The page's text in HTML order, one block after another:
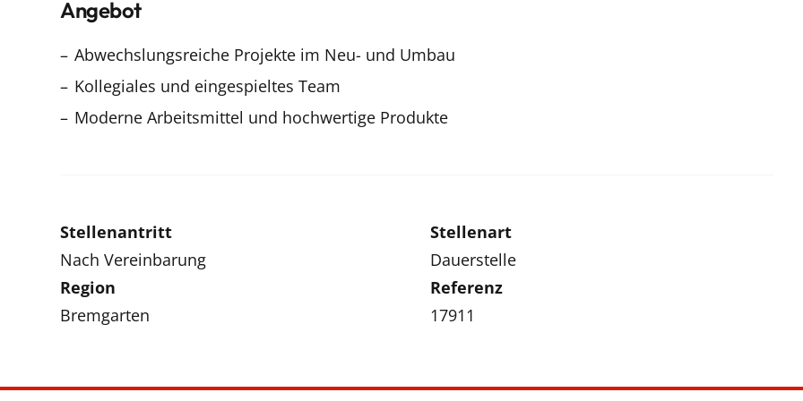
Angebot
Abwechslungsreiche Projekte im Neu- und Umbau
Kollegiales und eingespieltes Team
Moderne Arbeitsmittel und hochwertige Produkte
Stellenantritt
Nach Vereinbarung
Stellenart
Dauerstelle
Region
Bremgarten
Referenz
17911